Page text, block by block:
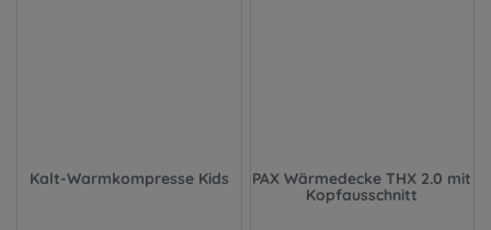
Kalt-Warmkompresse Kids
PAX Wärmedecke THX 2.0 mit
Kopfausschnitt